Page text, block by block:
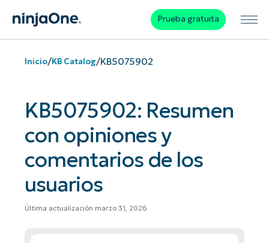
Prueba gratuita
Inicio/KB Catalog/KB5075902
KB5075902: Resumen
con opiniones y
comentarios de los
usuarios
Última actualización marzo 31, 2026